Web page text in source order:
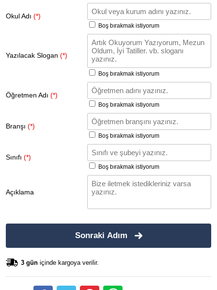
Okul Adı (*)
Boş bırakmak istiyorum
Yazılacak Slogan (*)
Boş bırakmak istiyorum
Öğretmen Adı (*)
Boş bırakmak istiyorum
Branşı (*)
Boş bırakmak istiyorum
Sınıfı (*)
Boş bırakmak istiyorum
Açıklama
Sonraki Adım
3 gün içinde kargoya verilir.